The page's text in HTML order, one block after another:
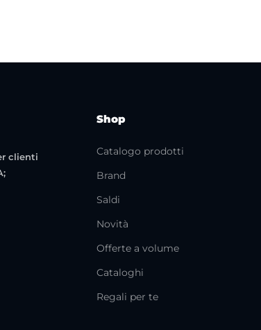
clienti
Shop
Catalogo prodotti
Brand
Saldi
Novità
Offerte a volume
Cataloghi
Regali per te